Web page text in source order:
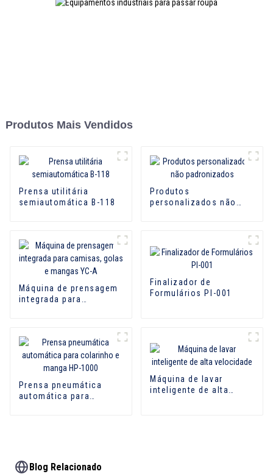
Produtos Mais Vendidos
Prensa utilitária
semiautomática B-118
Produtos
personalizados não
Máquina de prensagem
integrada para
Finalizador de
Formulários PI-001
Prensa pneumática
automática para
Máquina de lavar
inteligente de alta
Blog Relacionado